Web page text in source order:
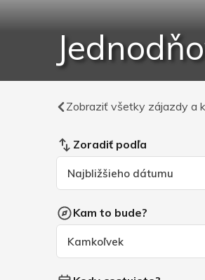
Zobraziť všetky zájazdy a
Zoradiť podľa
Kam to bude?